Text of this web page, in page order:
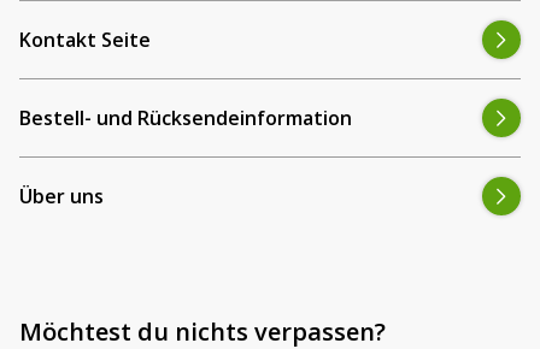
Kontakt Seite
Bestell- und Rücksendeinformation
Über uns
Möchtest du nichts verpassen?